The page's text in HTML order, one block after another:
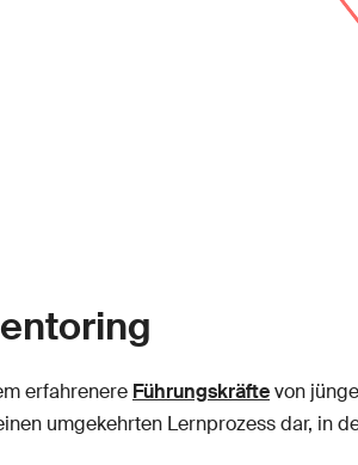
erfahrenere Führungskräftevon
umgekehrten Lernprozess dar, in